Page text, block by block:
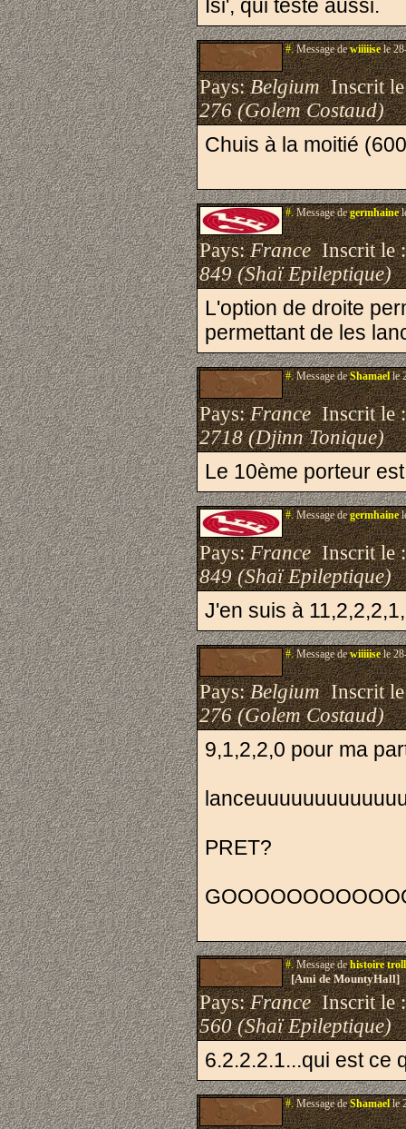
Isi', qui teste aussi.
#.Message dewiiiiisele
Pays:BelgiumInscrit
276 (Golem Costaud)
Chuis à la moitié
#.Message degermhaine
Pays:FranceInscrit le
849 (Shaï Epileptique)
L'option de droite
permettant de les
#.Message deShamaelle
Pays:FranceInscrit le
2718 (Djinn Tonique)
Le 10ème porteur
#.Message degermhaine
Pays:FranceInscrit le
849 (Shaï Epileptique)
J'en suis à
#.Message dewiiiiisele
Pays:BelgiumInscrit
276 (Golem Costaud)
9,1,2,2,0 pour ma
PRET?
#.Message dehistoire troll
[Ami de MountyHall]
Pays:FranceInscrit le
560 (Shaï Epileptique)
6.2.2.2.1...qui est ce
#.Message deShamaelle